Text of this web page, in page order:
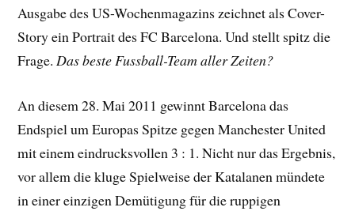
Ausgabe des US-Wochenmagazins zeichnet als Cover-
Story ein Portrait des FC Barcelona. Und stellt spitz die
Frage.Das beste Fussball-Team aller Zeiten?
An diesem 28. Mai 2011 gewinnt Barcelona das
Endspiel um Europas Spitze gegen Manchester United
mit einem eindrucksvollen 3 : 1. Nicht nur das Ergebnis,
vor allem die kluge Spielweise der Katalanen mündete
in einer einzigen Demütigung für die ruppigen